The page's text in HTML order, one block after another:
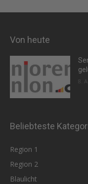
Von heute
8.
Beliebteste
Region 1
Region 2
Blaulicht